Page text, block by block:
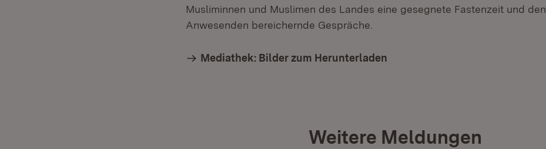
Musliminnen und Muslimen des Landes eine gesegnete Fastenzeit und den
Anwesenden bereichernde Gespräche.
Mediathek: Bilder zum Herunterladen
Weitere Meldungen